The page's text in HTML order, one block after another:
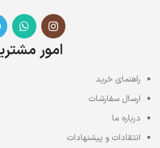
امور
راهنمای خرید
ارسال سفارشات
درباره ما
انتقادات و پیشنهادات